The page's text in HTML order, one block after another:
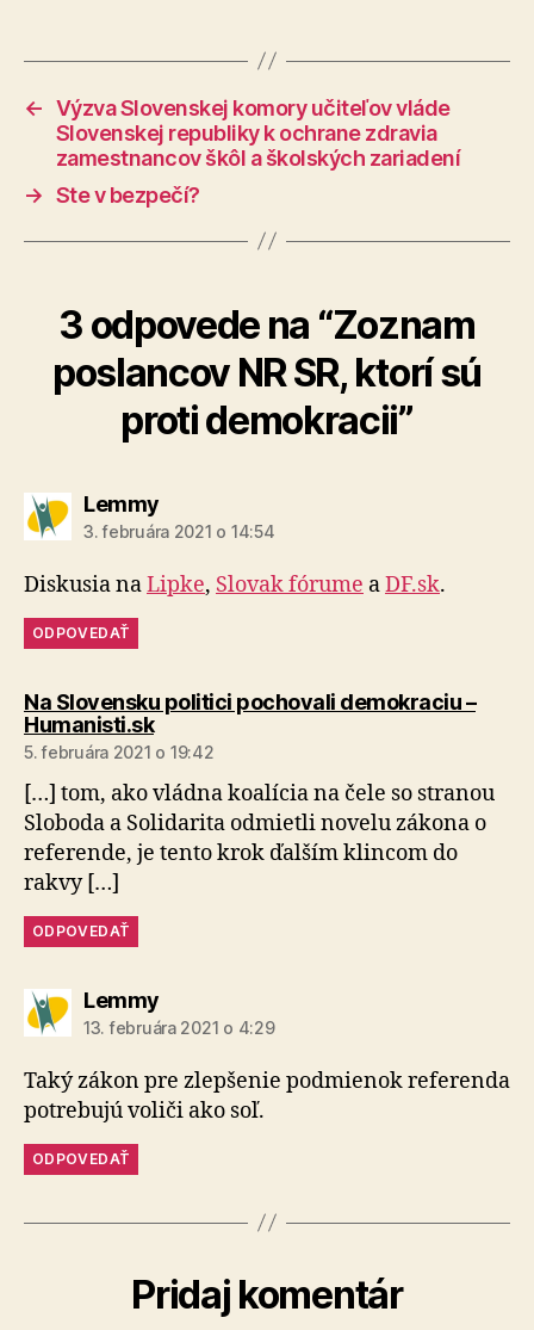
← Výzva Slovenskej komory učiteľov vláde
Slovenskej republiky k ochrane zdravia
zamestnancov škôl a školských zariadení
→ Ste v bezpečí?
3 odpovede na “Zoznam
poslancov NR SR, ktorí sú
proti demokracii”
Lemmyhovorí:
3. februára 2021 o 14:54
Diskusia naLipke, Slovak fórume aDF.sk.
ODPOVEDAŤ
Na Slovensku politici pochovali demokraciu –
Humanisti.skhovorí:
5. februára 2021 o 19:42
[…] tom, ako vládna koalícia na čele so stranou
Sloboda a Solidarita odmietli novelu zákona o
referende, je tento krok ďalším klincom do
rakvy […]
ODPOVEDAŤ
Lemmyhovorí:
13. februára 2021 o 4:29
Taký zákon pre zlepšenie podmienok referenda
potrebujú voliči ako soľ.
ODPOVEDAŤ
Pridaj komentár